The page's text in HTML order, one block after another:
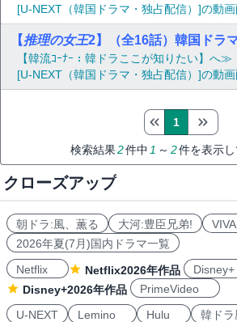
[U-NEXT（韓国ドラマ・独占配信）]の動
【推理の女王2】（全16話）韓国ドラ
【韓流ｺｰﾅｰ：韓ドラここが知りたい】へ≫
[U-NEXT（韓国ドラマ・独占配信）]の動
検索結果2件中 1 ～ 2件を表示し
1
クローズアップ
朝ドラ:風、薫る 大河:豊臣兄弟!
2026年夏(7月)国内ドラマ一覧
Netflix
Netflix2026年作品
Disney+2026年作品
PrimeVideo
U-NEXT
Lemino Hulu
韓ドラ